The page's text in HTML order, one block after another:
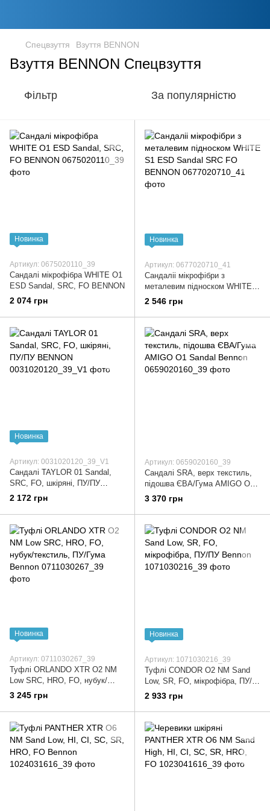
Спецвзуття Взуття BENNON
Взуття BENNON Спецвзуття
Фільтр За популярністю
Новинка
Артикул: 0675020110_39
Сандалі мікрофібра WHITE O1
ESD Sandal, SRC, FO BENNON
2 074 грн
Новинка
Артикул: 0677020710_41
Сандаліі мікрофібри з
металевим підноском WHITE
S1 ESD Sandal SRC FO
BENNON
2 546 грн
Новинка
Артикул: 0031020120_39_V1
Сандалі TAYLOR 01 Sandal,
SRC, FO, шкіряні, ПУ/ПУ
BENNON
2 172 грн
Артикул: 0659020160_39
Сандалі SRA, верх текстиль,
підошва ЄВА/Гума AMIGO O1
Sandal Bennon
3 370 грн
Новинка
Артикул: 0711030267_39
Туфлі ORLANDO XTR O2 NM
Low SRC, HRO, FO, нубук/
текстиль, ПУ/Гума Bennon
3 245 грн
Новинка
Артикул: 1071030216_39
Туфлі CONDOR O2 NM Sand
Low, SR, FO, мікрофібра, ПУ/
ПУ Bennon
2 933 грн